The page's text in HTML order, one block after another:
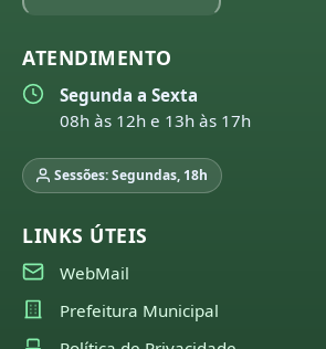
ATENDIMENTO
Segunda a Sexta
08h às 12h e 13h às 17h
Sessões: Segundas, 18h
LINKS ÚTEIS
WebMail
Prefeitura Municipal